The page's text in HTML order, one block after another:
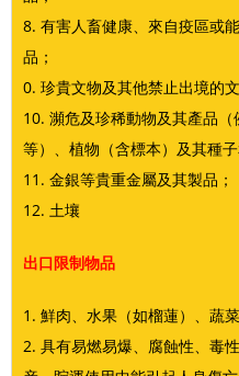
8. 有害人畜健康、來自疫區或
品；
0. 珍貴文物及其他禁止出境的文
10. 瀕危及珍稀動物及其產品
等）、植物（含標本）及其種子
11. 金銀等貴重金屬及其製品；
12. 土壤
出口限制物品
1. 鮮肉、水果（如榴蓮）、蔬
2. 具有易燃易爆、腐蝕性、毒